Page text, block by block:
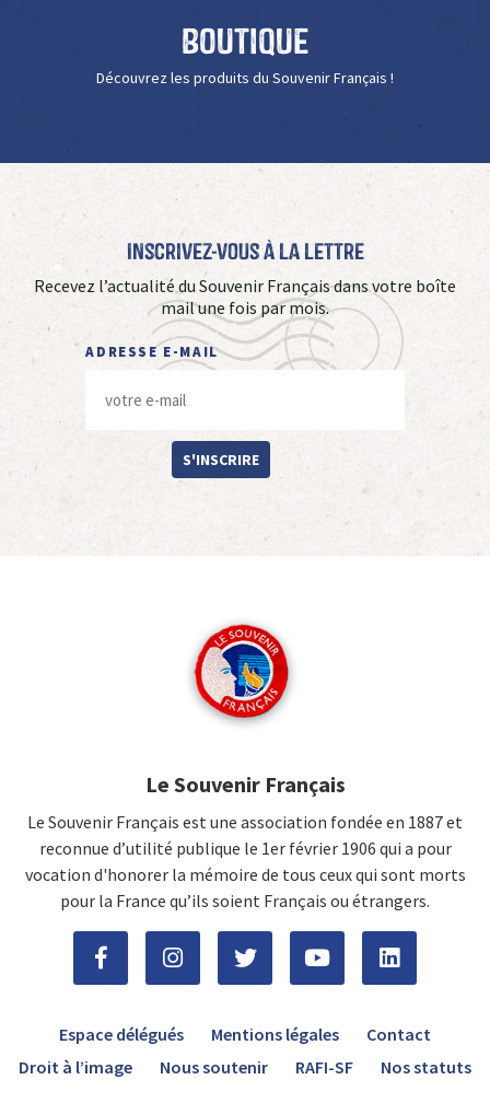
Boutique
Découvrez les produits du Souvenir Français !
Inscrivez-vous à La Lettre
Recevez l’actualité du Souvenir Français dans votre boîte
mail une fois par mois.
ADRESSE E-MAIL
S'INSCRIRE
Le Souvenir Français
Le Souvenir Français est une association fondée en 1887 et
reconnue d’utilité publique le 1er février 1906 qui a pour
vocation d'honorer la mémoire de tous ceux qui sont morts
pour la France qu’ils soient Français ou étrangers.
Espace délégués Mentions légales
Contact
Droit à l’image
Nous soutenir RAFI-SF Nos statuts